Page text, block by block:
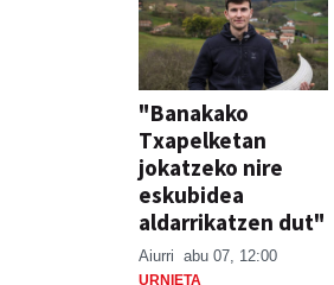
"Banakako
Txapelketan
jokatzeko nire
eskubidea
aldarrikatzen dut"
Aiurri abu 07, 12:00
URNIETA